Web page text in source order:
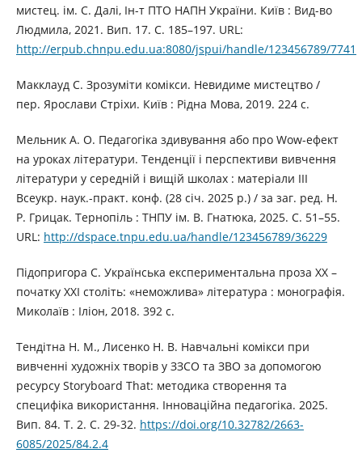
мистец. ім. С. Далі, Ін-т ПТО НАПН України. Київ : Вид-во
Людмила, 2021. Вип. 17. С. 185–197. URL:
http://erpub.chnpu.edu.ua:8080/jspui/handle/123456789/7741
Макклауд С. Зрозуміти комікси. Невидиме мистецтво /
пер. Ярослави Стріхи. Київ : Рідна Мова, 2019. 224 с.
Мельник А. О. Педагогіка здивування або про Wow-ефект
на уроках літератури. Тенденції і перспективи вивчення
літератури у середній і вищій школах : матеріали ІІІ
Всеукр. наук.-практ. конф. (28 січ. 2025 р.) / за заг. ред. Н.
Р. Грицак. Тернопіль : ТНПУ ім. В. Гнатюка, 2025. С. 51–55.
URL: http://dspace.tnpu.edu.ua/handle/123456789/36229
Підопригора С. Українська експериментальна проза ХХ –
початку ХХІ століть: «неможлива» література : монографія.
Миколаїв : Іліон, 2018. 392 с.
Тендітна Н. М., Лисенко Н. В. Навчальні комікси при
вивченні художніх творів у ЗЗСО та ЗВО за допомогою
ресурсу Storyboard That: методика створення та
специфіка використання. Інноваційна педагогіка. 2025.
Вип. 84. Т. 2. С. 29-32. https://doi.org/10.32782/2663-
6085/2025/84.2.4